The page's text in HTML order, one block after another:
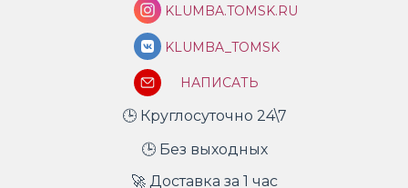
KLUMBA.TOMSK.RU
KLUMBA_TOMSK
НАПИСАТЬ
🕒 Круглосуточно 24\7
🕒 Без выходных
🚀 Доставка за 1 час